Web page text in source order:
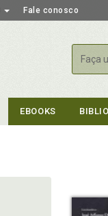
Fale conosco
EBOOKS